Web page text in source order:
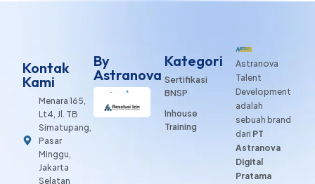
Astranova
Talent
Development
adalah
sebuah brand
dari PT
Astranova
Digital
Pratama
Kategori
Sertifikasi
BNSP
Inhouse
Training
By
Astranova
Kontak
Kami
Menara 165,
Lt4, Jl. TB
Simatupang,
Pasar
Minggu,
Jakarta
Selatan